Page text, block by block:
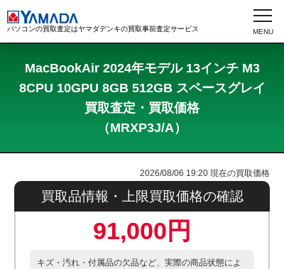
パソコンの買取査定はヤマダデンキの買取事前査定サービス
MacBookAir 2024年モデル 13インチ M3
8CPU 10GPU 8GB 512GB スペースグレイ
買取査定・買取価格
（MRXP3J/A）
2026/08/06 19:20 現在の買取価格
買取品情報・上限買取価格の確認
91,000円
キズ・汚れ・付属品の欠品など、実際の商品状態によ